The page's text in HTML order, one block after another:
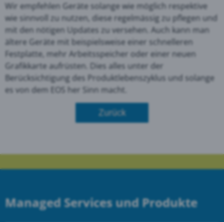
Wir empfehlen Geräte solange wie möglich respektive
wie sinnvoll zu nutzen, diese regelmässig zu pflegen und
mit den nötigen Updates zu versehen. Auch kann man
ältere Geräte mit beispielsweise einer schnelleren
Festplatte, mehr Arbeitsspeicher oder einer neuen
Grafikkarte aufrüsten. Dies alles unter der
Berücksichtigung des Produktlebenszyklus und solange
es von dem EOS her Sinn macht.
Zurück
Managed Services und Produkte